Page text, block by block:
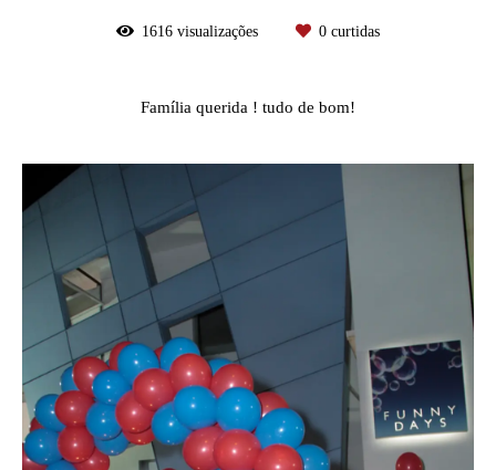
1616 visualizações 0 curtidas
Família querida ! tudo de bom!